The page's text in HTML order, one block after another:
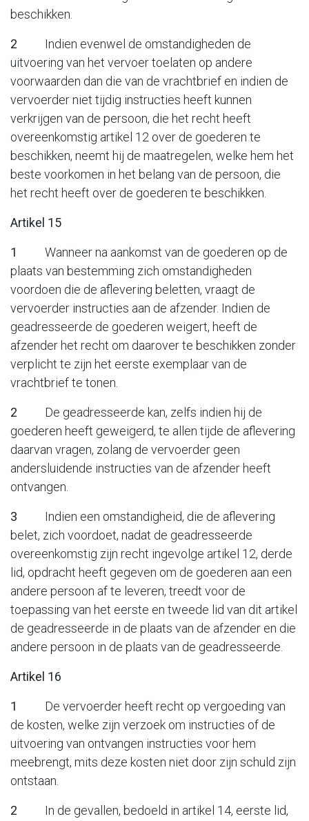
beschikken.
2
Indien evenwel de omstandigheden de
uitvoering van het vervoer toelaten op andere
voorwaarden dan die van de vrachtbrief en indien de
vervoerder niet tijdig instructies heeft kunnen
verkrijgen van de persoon, die het recht heeft
overeenkomstig artikel 12 over de goederen te
beschikken, neemt hij de maatregelen, welke hem het
beste voorkomen in het belang van de persoon, die
het recht heeft over de goederen te beschikken.
Artikel 15
1
Wanneer na aankomst van de goederen op de
plaats van bestemming zich omstandigheden
voordoen die de aflevering beletten, vraagt de
vervoerder instructies aan de afzender. Indien de
geadresseerde de goederen weigert, heeft de
afzender het recht om daarover te beschikken zonder
verplicht te zijn het eerste exemplaar van de
vrachtbrief te tonen.
2
De geadresseerde kan, zelfs indien hij de
goederen heeft geweigerd, te allen tijde de aflevering
daarvan vragen, zolang de vervoerder geen
andersluidende instructies van de afzender heeft
ontvangen.
3
Indien een omstandigheid, die de aflevering
belet, zich voordoet, nadat de geadresseerde
overeenkomstig zijn recht ingevolge artikel 12, derde
lid, opdracht heeft gegeven om de goederen aan een
andere persoon af te leveren, treedt voor de
toepassing van het eerste en tweede lid van dit artikel
de geadresseerde in de plaats van de afzender en die
andere persoon in de plaats van de geadresseerde.
Artikel 16
1
De vervoerder heeft recht op vergoeding van
de kosten, welke zijn verzoek om instructies of de
uitvoering van ontvangen instructies voor hem
meebrengt, mits deze kosten niet door zijn schuld zijn
ontstaan.
2
In de gevallen, bedoeld in artikel 14, eerste lid,